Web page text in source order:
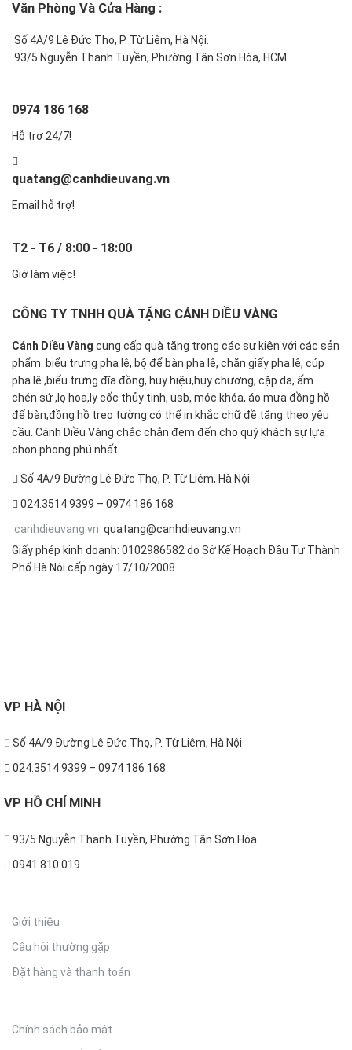
Văn Phòng Và Cửa Hàng :
Số 4A/9 Lê Đức Thọ, P. Từ Liêm, Hà Nội.
93/5 Nguyễn Thanh Tuyền, Phường Tân Sơn Hòa, HCM
0974 186 168
Hỗ trợ 24/7!
quatang@canhdieuvang.vn
Email hỗ trợ!
T2 - T6 / 8:00 - 18:00
Giờ làm việc!
CÔNG TY TNHH QUÀ TẶNG CÁNH DIỀU VÀNG
Cánh Diều Vàng cung cấp quà tặng trong các sự kiện với các sản
phẩm: biểu trưng pha lê, bộ để bàn pha lê, chặn giấy pha lê, cúp
pha lê ,biểu trưng đĩa đồng, huy hiệu,huy chương, cặp da, ấm
chén sứ ,lọ hoa,ly cốc thủy tinh, usb, móc khóa, áo mưa đồng hồ
để bàn,đồng hồ treo tường có thể in khắc chữ đề tặng theo yêu
cầu. Cánh Diều Vàng chắc chắn đem đến cho quý khách sự lựa
chọn phong phú nhất.
Số 4A/9 Đường Lê Đức Thọ, P. Từ Liêm, Hà Nội
024.3514 9399 – 0974 186 168
canhdieuvang.vn quatang@canhdieuvang.vn
Giấy phép kinh doanh: 0102986582 do Sở Kế Hoạch Đầu Tư Thành
Phố Hà Nội cấp ngày 17/10/2008
VP HÀ NỘI
Số 4A/9 Đường Lê Đức Thọ, P. Từ Liêm, Hà Nội
024.3514 9399 – 0974 186 168
VP HỒ CHÍ MINH
93/5 Nguyễn Thanh Tuyền, Phường Tân Sơn Hòa
0941.810.019
Giới thiệu
Câu hỏi thường gặp
Đặt hàng và thanh toán
Chính sách bảo mật